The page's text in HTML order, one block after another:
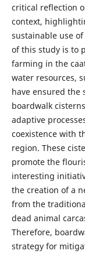
critical reflection
context,
sustainable use
of this study is to
farming in the
water resources,
have ensured the
boardwalk
adaptive
coexistence with
region. These
promote the
interesting
the creation of a
from the
dead animal
Therefore,
strategy for